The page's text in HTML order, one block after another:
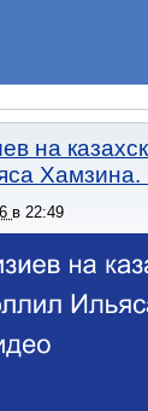
на
Хамзина.
в 22:49